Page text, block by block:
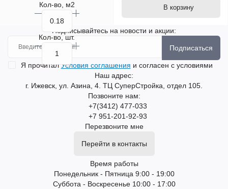
Кол-во, м2
Кол-во, шт.
В корзину
Подписывайтесь на новости и акции:
Подписаться
Я прочитал Условия соглашения и согласен с условиями
Наш адрес:
г. Ижевск, ул. Азина, 4. ТЦ СуперСтройка, отдел 105.
Позвоните нам:
+7(3412) 477-033
+7 951-201-92-93
Перезвоните мне
Перейти в контакты
Время работы
Понедельник - Пятница 9:00 - 19:00
Суббота - Воскресенье 10:00 - 17:00